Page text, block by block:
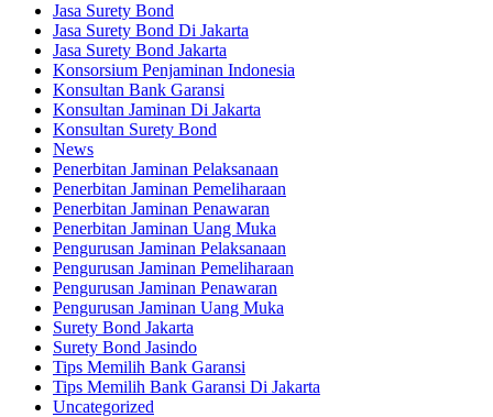
Jasa Surety Bond
Jasa Surety Bond Di Jakarta
Jasa Surety Bond Jakarta
Konsorsium Penjaminan Indonesia
Konsultan Bank Garansi
Konsultan Jaminan Di Jakarta
Konsultan Surety Bond
News
Penerbitan Jaminan Pelaksanaan
Penerbitan Jaminan Pemeliharaan
Penerbitan Jaminan Penawaran
Penerbitan Jaminan Uang Muka
Pengurusan Jaminan Pelaksanaan
Pengurusan Jaminan Pemeliharaan
Pengurusan Jaminan Penawaran
Pengurusan Jaminan Uang Muka
Surety Bond Jakarta
Surety Bond Jasindo
Tips Memilih Bank Garansi
Tips Memilih Bank Garansi Di Jakarta
Uncategorized